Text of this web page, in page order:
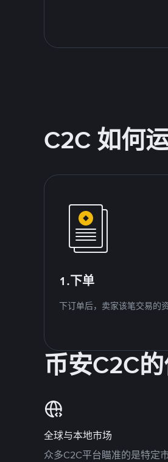
C2C 如何
1.下单
下订单后，卖家该笔交易的
币安C2C
全球与本地市场
众多C2C平台瞄准的是特定